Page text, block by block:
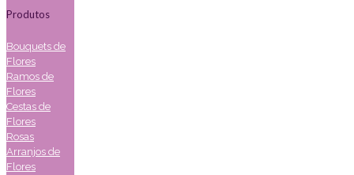
Produtos
Bouquets de
Flores
Ramos de
Flores
Cestas de
Flores
Rosas
Arranjos de
Flores